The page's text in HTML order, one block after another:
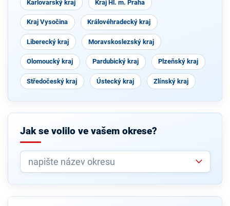
Karlovarský kraj Kraj Hl. m. Praha
Kraj Vysočina Královéhradecký kraj
Liberecký kraj Moravskoslezský kraj
Olomoucký kraj Pardubický kraj Plzeňský kraj
Středočeský kraj Ústecký kraj Zlínský kraj
Jak se volilo ve vašem okrese?